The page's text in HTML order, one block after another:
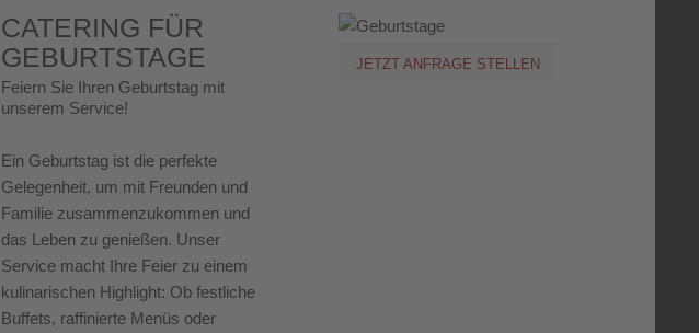
CATERING FÜR
GEBURTSTAGE
Feiern Sie Ihren Geburtstag mit
unserem Service!
Ein Geburtstag ist die perfekte
Gelegenheit, um mit Freunden und
Familie zusammenzukommen und
das Leben zu genießen. Unser
Service macht Ihre Feier zu einem
kulinarischen Highlight: Ob festliche
Buffets, raffinierte Menüs oder
JETZT ANFRAGE STELLEN